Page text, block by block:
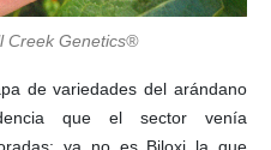
Creek Genetics®
de variedades del arándano
que el sector venía